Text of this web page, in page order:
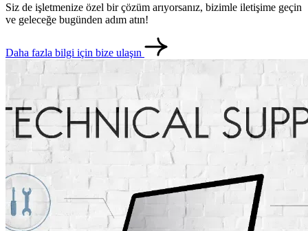
Siz de işletmenize özel bir çözüm arıyorsanız, bizimle iletişime geçin
ve geleceğe bugünden adım atın!
Daha fazla bilgi için bize ulaşın